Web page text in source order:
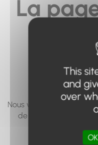
La
vous
Nous vous invitons à
de page, ou à utiliser
This
and
over